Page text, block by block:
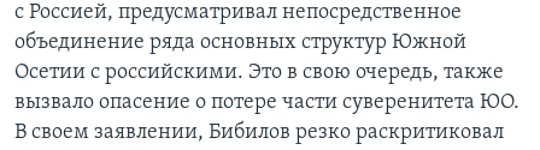
с Россией, предусматривал непосредственное
объединение ряда основных структур Южной
Осетии с российскими. Это в свою очередь, также
вызвало опасение о потере части суверенитета ЮО.
В своем заявлении, Бибилов резко раскритиковал